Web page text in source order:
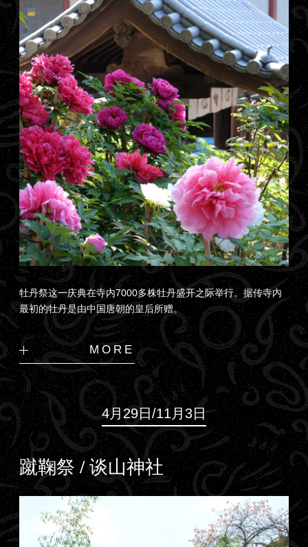
牡丹祭这一庆典在寺内7000多株牡丹盛开之际举行。据传寺内
最初的牡丹是由中国唐朝的皇后所赠。
MORE
4月29日/11月3日
蹴鞠祭 / 谈山神社